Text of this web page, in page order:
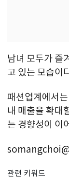
남녀 모두가 즐
고 있는 모습이
패션업계에서
내 매출을 확대
는 경향성이 이
관련 키워드